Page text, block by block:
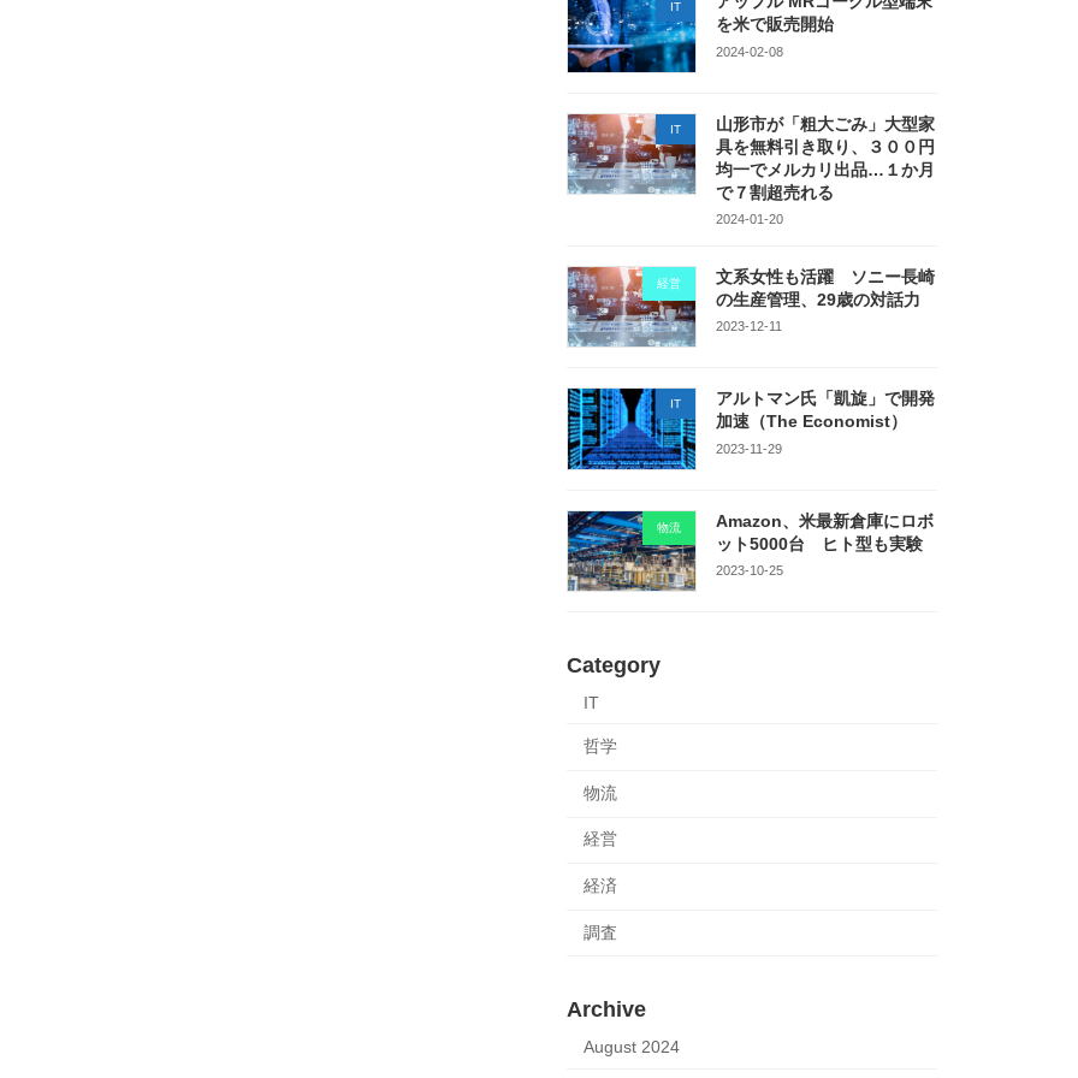
IT
を米で販売開始
2024-02-08
IT
山形市が「粗大ごみ」大型家
具を無料引き取り、３００円
均一でメルカリ出品…１か月
で７割超売れる
2024-01-20
経営
文系女性も活躍 ソニー長崎
の生産管理、29歳の対話力
2023-12-11
IT
アルトマン氏「凱旋」で開発
加速（The Economist）
2023-11-29
物流
Amazon、米最新倉庫にロボ
ット5000台 ヒト型も実験
2023-10-25
Category
IT
哲学
物流
経営
経済
調査
Archive
August 2024